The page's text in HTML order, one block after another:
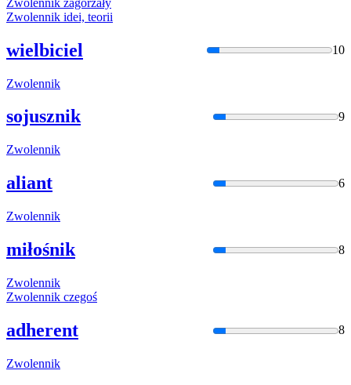
Zwolennik idei, teorii
wielbiciel 10
Zwolennik
sojusznik 9
Zwolennik
aliant 6
Zwolennik
miłośnik 8
Zwolennik
Zwolennik czegoś
adherent 8
Zwolennik